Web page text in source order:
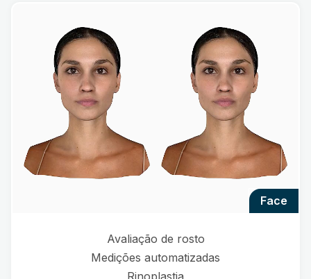
face
Avaliação de rosto
Medições automatizadas
Rinoplastia